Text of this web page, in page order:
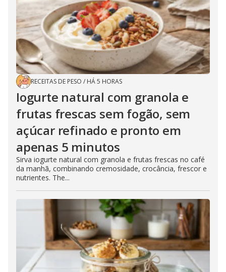
RECEITAS DE PESO / HÁ 5 HORAS
Iogurte natural com granola e
frutas frescas sem fogão, sem
açúcar refinado e pronto em
apenas 5 minutos
Sirva iogurte natural com granola e frutas frescas no café
da manhã, combinando cremosidade, crocância, frescor e
nutrientes. The...